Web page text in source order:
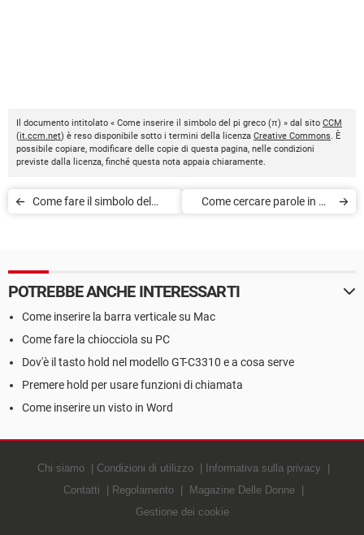
Il documento intitolato « Come inserire il simbolo del pi greco (π) » dal sito CCM
(it.ccm.net) è reso disponibile sotto i termini della licenza Creative Commons. È
possibile copiare, modificare delle copie di questa pagina, nelle condizioni
previste dalla licenza, finché questa nota appaia chiaramente.
Come fare il simbolo del
Come cercare parole in un
POTREBBE ANCHE INTERESSARTI
Come inserire la barra verticale su Mac
Come fare la chiocciola su PC
Dov'è il tasto hold nel modello GT-C3310 e a cosa serve
Premere hold per usare funzioni di chiamata
Come inserire un visto in Word
Chi siamo Condizioni di utilizzo
Informativa sulla privacy
Contatti
Regolamento
Magazine Delle Donne
Gestione dei cookie